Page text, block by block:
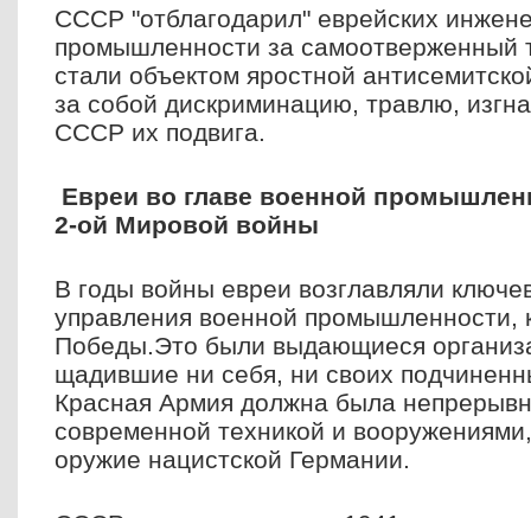
СССР "отблагодарил" еврейских
промышленности за самоотверженный
стали объектом яростной
за собой дискриминацию, травлю,
СССР их подвига.
Евреи во главе военной
2-ой Мировой войны
В годы войны евреи возглавляли
управления военной промышленности,
Победы.Это были выдающиеся
щадившие ни себя, ни своих
Красная Армия должна была
современной техникой и
оружие нацистской Германии.